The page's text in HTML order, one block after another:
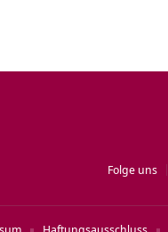
Folge uns